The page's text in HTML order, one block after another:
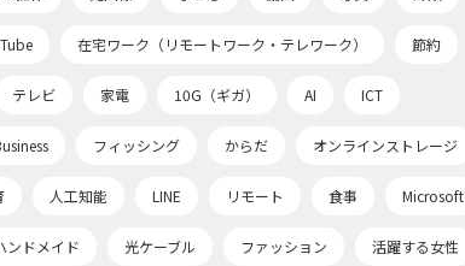
在宅ワーク（リモートワーク・テレワーク） 節約
テレビ 家電 10G（ギガ） AI ICT
フィッシング からだ オンラインストレージ
人工知能 LINE リモート 食事 Microsoft
ンドメイド 光ケーブル ファッション 活躍する女性